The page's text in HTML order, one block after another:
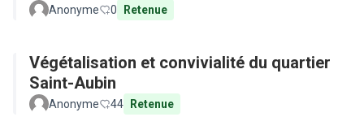
Anonyme 0 Retenue
Végétalisation et convivialité du quartier
Saint-Aubin
Anonyme 44 Retenue